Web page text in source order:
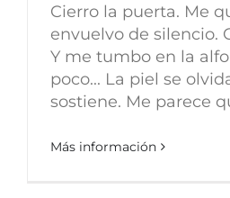
Cierro la puerta. Me
envuelvo de silencio.
Y me tumbo en la
poco... La piel se
sostiene. Me parece
Más información